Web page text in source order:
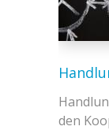
den